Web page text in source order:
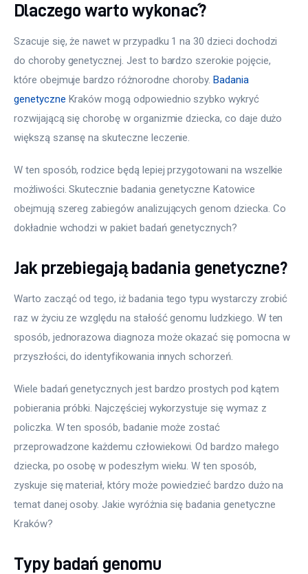
Dlaczego warto wykonać?
Szacuje się, że nawet w przypadku 1 na 30 dzieci dochodzi
do choroby genetycznej. Jest to bardzo szerokie pojęcie,
które obejmuje bardzo różnorodne choroby. Badania
genetyczne Kraków mogą odpowiednio szybko wykryć
rozwijającą się chorobę w organizmie dziecka, co daje dużo
większą szansę na skuteczne leczenie.
W ten sposób, rodzice będą lepiej przygotowani na wszelkie
możliwości. Skutecznie badania genetyczne Katowice
obejmują szereg zabiegów analizujących genom dziecka. Co
dokładnie wchodzi w pakiet badań genetycznych?
Jak przebiegają badania genetyczne?
Warto zacząć od tego, iż badania tego typu wystarczy zrobić
raz w życiu ze względu na stałość genomu ludzkiego. W ten
sposób, jednorazowa diagnoza może okazać się pomocna w
przyszłości, do identyfikowania innych schorzeń.
Wiele badań genetycznych jest bardzo prostych pod kątem
pobierania próbki. Najczęściej wykorzystuje się wymaz z
policzka. W ten sposób, badanie może zostać
przeprowadzone każdemu człowiekowi. Od bardzo małego
dziecka, po osobę w podeszłym wieku. W ten sposób,
zyskuje się materiał, który może powiedzieć bardzo dużo na
temat danej osoby. Jakie wyróżnia się badania genetyczne
Kraków?
Typy badań genomu